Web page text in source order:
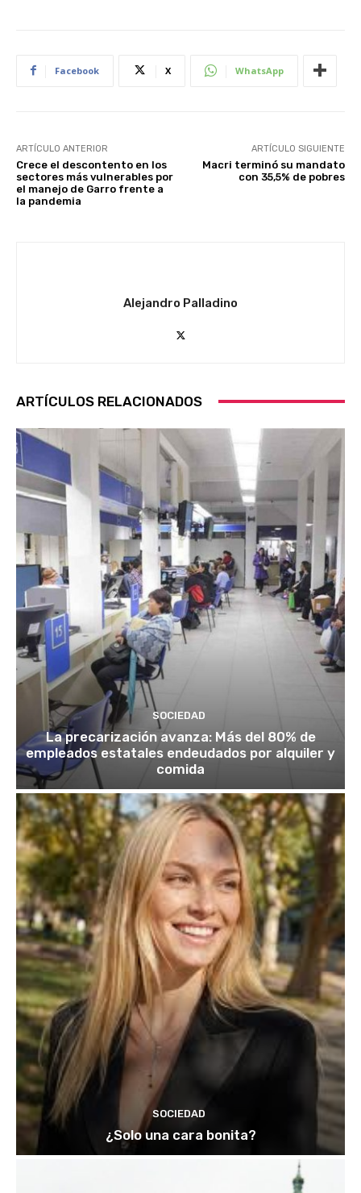
Facebook X WhatsApp
ARTÍCULO ANTERIOR
Crece el descontento en los
sectores más vulnerables por
el manejo de Garro frente a
la pandemia
ARTÍCULO SIGUIENTE
Macri terminó su mandato
con 35,5% de pobres
Alejandro Palladino
ARTÍCULOS RELACIONADOS
SOCIEDAD
La precarización avanza: Más del 80% de
empleados estatales endeudados por alquiler y
comida
SOCIEDAD
¿Solo una cara bonita?